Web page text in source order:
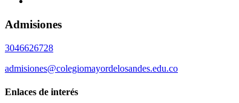
Admisiones
3046626728
admisiones@colegiomayordelosandes.edu.co
Enlaces de interés